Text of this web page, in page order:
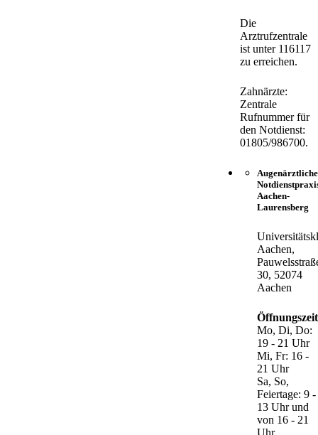
Die
Arztrufzentrale
ist unter 116117
zu erreichen.
Zahnärzte:
Zentrale
Rufnummer für
den Notdienst:
01805/986700.
Augenärztliche
Aachen-
Laurensberg
Aachen,
30, 52074
Aachen
Mo, Di, Do:
19 - 21 Uhr
Mi, Fr: 16 -
21 Uhr
Sa, So,
Feiertage: 9 -
13 Uhr und
von 16 - 21
Uhr